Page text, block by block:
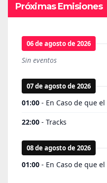
Próximas Emisiones